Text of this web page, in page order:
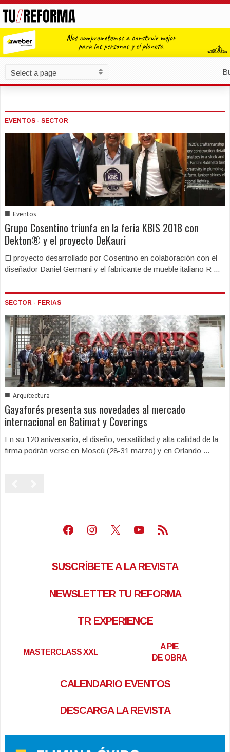
EVENTOS - SECTOR
■ Eventos
Grupo Cosentino triunfa en la feria KBIS 2018 con
Dekton® y el proyecto DeKauri
El proyecto desarrollado por Cosentino en colaboración con el
diseñador Daniel Germani y el fabricante de mueble italiano R ...
SECTOR - FERIAS
■ Arquitectura
Gayaforés presenta sus novedades al mercado
internacional en Batimat y Coverings
En su 120 aniversario, el diseño, versatilidad y alta calidad de la
firma podrán verse en Moscú (28-31 marzo) y en Orlando ...
Facebook
Instagram
X Youtube
Feed RSS
SUSCRÍBETE A LA REVISTA
NEWSLETTER TU REFORMA
TR EXPERIENCE
MASTERCLASS XXL
A PIE
DE OBRA
CALENDARIO EVENTOS
DESCARGA LA REVISTA